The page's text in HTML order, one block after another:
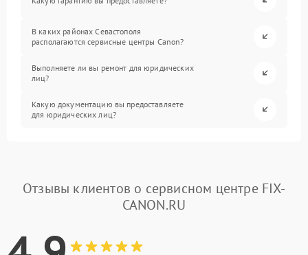
В каких районах Севастополя
располагаются сервисные центры Canon?
Выполняете ли вы ремонт для юридических
лиц?
Какую документацию вы предоставляете
для юридических лиц?
Отзывы клиентов о сервисном центре FIX-
CANON.RU